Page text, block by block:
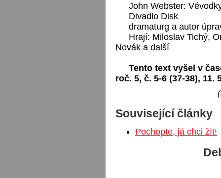
John Webster:
Divadlo Disk
dramaturg a autor
Hrají: Miloslav Tichý,
Novák a další
Tento text vyšel v
roč. 5, č. 5-6 (37-38), 11.
Související články
Pochopte, já chci žít!